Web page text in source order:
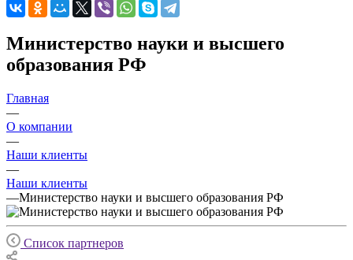
Министерство науки и высшего
образования РФ
Главная
—
О компании
—
Наши клиенты
—
Наши клиенты
—Министерство науки и высшего образования РФ
Список партнеров